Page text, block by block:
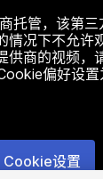
托管，该第
情况下不允许
供商的视频，
偏好设置
Cookie设置